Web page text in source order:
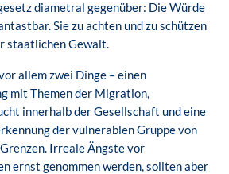
diametral gegenüber: Die Würde
Sie zu achten und zu schützen
staatlichen Gewalt.
allem zwei Dinge – einen
mit Themen der Migration,
innerhalb der Gesellschaft und eine
der vulnerablen Gruppe von
Irreale Ängste vor
ernst genommen werden, sollten aber